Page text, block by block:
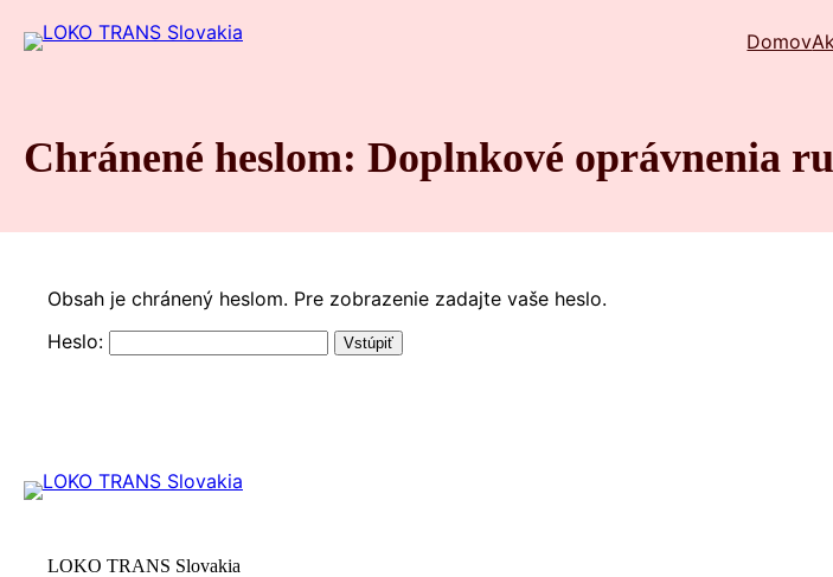
Domov
Chránené heslom: Doplnkové oprávnenia
Obsah je chránený heslom. Pre zobrazenie zadajte vaše heslo.
Heslo:
LOKO TRANS Slovakia